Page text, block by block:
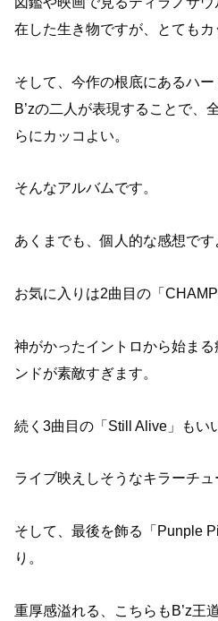
在した生き物ですが、とてもカ
そして、今作の根底にあるハ
B’zの二人が表現することで、
らにカッコよい。
そんなアルバムです。
あくまでも、個人的な感想です
お気に入りは2曲目の「CHAMP
神がかったイントロから始まる
ンドが素敵すぎます。
続く3曲目の「Still Alive」もい
ライブ映えしそうなキラーチュ
そして、最後を飾る「Punple
り。
重厚感溢れる、こちらもB’z王